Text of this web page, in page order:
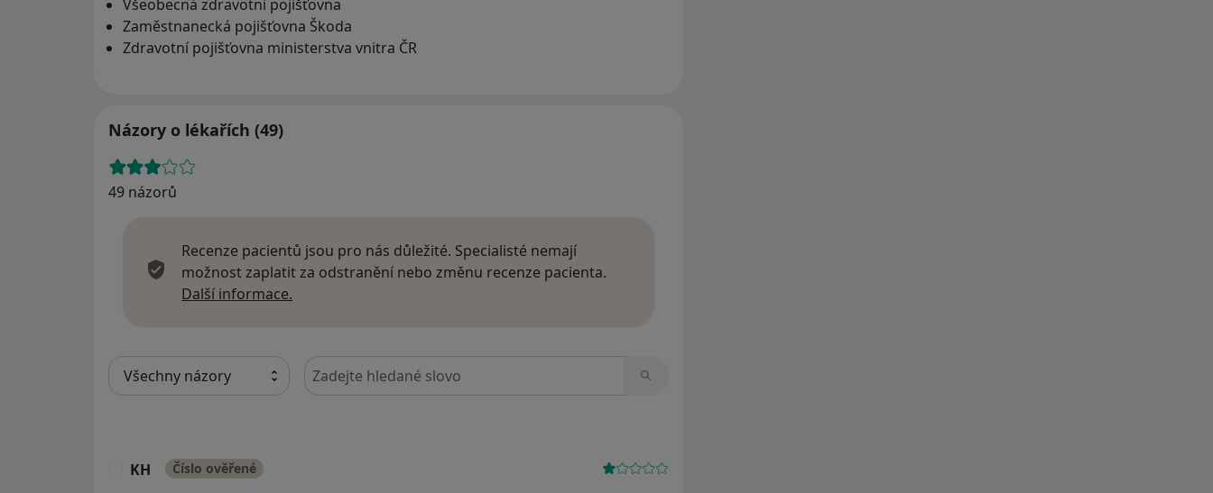
Všeobecná zdravotní pojišťovna
Zaměstnanecká pojišťovna Škoda
Zdravotní pojišťovna ministerstva vnitra ČR
Názory o lékařích (49)
49 názorů
Recenze pacientů jsou pro nás důležité. Specialisté nemají
možnost zaplatit za odstranění nebo změnu recenze pacienta.
Další informace.
Hledejte v názorech
KH Číslo ověřené